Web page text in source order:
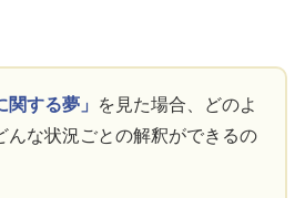
関する夢」
を見た場合、どのよ
んな状況ごとの解釈ができるの